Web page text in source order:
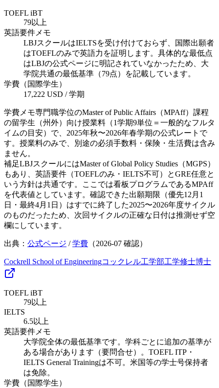
TOEFL iBT
79以上
英語要件メモ
LBJスクールはIELTSを受け付けておらず、国際出願者
はTOEFLのみで英語力を証明します。具体的な最低点
はLBJの公式ページに明記されていなかったため、大
学院共通の最低基準（79点）を記載しています。
学費（国際学生）
17,222 USD / 学期
学費メモ専門職学位のMaster of Public Affairs（MPAff）課程
の留学生（州外）向け授業料（1学期9単位＝一般的なフルタ
イムの目安）で、2025年秋〜2026年春学期の公式レートで
す。授業料のみで、別途の必須手数料・保険・生活費は含み
ません。
補足LBJスクールにはMaster of Global Policy Studies（MGPS）
もあり、英語要件（TOEFLのみ・IELTS不可）とGRE任意と
いう方針は共通です。ここでは看板プログラムであるMPAff
を代表値としています。確認できた出願期限（優先12月1
日・最終4月1日）はすでに終了した2025〜2026年度サイクル
のものだったため、次回サイクルの正確な日付は推測せず空
欄にしています。
出典： 公式ページ /学費 （2026-07 確認）
Cockrell School of Engineeringコックレル工学部工学修士博士
TOEFL iBT
79以上
IELTS
6.5以上
英語要件メモ
大学院全体の最低基準です。学科ごとに追加の基準が
ある場合があります（要問合せ）。TOEFL ITP・
IELTS General Trainingは不可。米国等の学士号保持者
は免除。
学費（国際学生）